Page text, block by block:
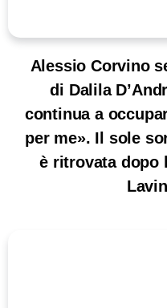
Alessio Corvino
di Dalila
continua a
per me». Il sole
è ritrovata dopo